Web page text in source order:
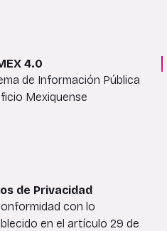
4.0
de Información Pública
Mexiquense
de Privacidad
con lo
en el artículo 29 de